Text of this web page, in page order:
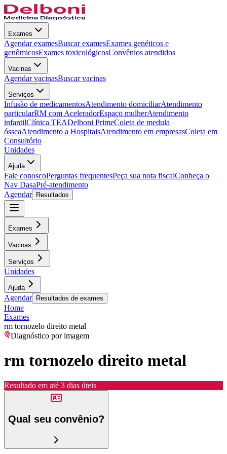
Exames
Agendar examesBuscar examesExames genéticos e
genômicosExames toxicológicosConvênios atendidos
Vacinas
Agendar vacinasBuscar vacinas
Serviços
Infusão de medicamentosAtendimento domiciliarAtendimento
particularRM com AceleradorEspaço mulherAtendimento
infantilClínica TEADelboni PrimeColeta de medula
ósseaAtendimento a HospitaisAtendimento em empresasColeta em
Consultório
Unidades
Ajuda
Fale conoscoPerguntas frequentesPeça sua nota fiscalConheça o
Nav DasaPré-atendimento
Agendar
Resultados
Exames
Vacinas
Serviços
Unidades
Ajuda
Agendar Resultados de exames
Home
Exames
rm tornozelo direito metal
Diagnóstico por imagem
rm tornozelo direito metal
Resultado em até 3 dias úteis
Qual seu convênio?